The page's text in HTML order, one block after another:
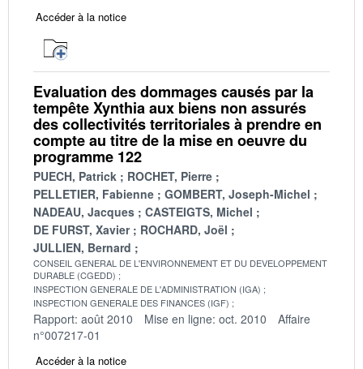
Accéder à la notice
Evaluation des dommages causés par la
tempête Xynthia aux biens non assurés
des collectivités territoriales à prendre en
compte au titre de la mise en oeuvre du
programme 122
PUECH, Patrick
ROCHET, Pierre
PELLETIER, Fabienne
GOMBERT, Joseph-Michel
NADEAU, Jacques
CASTEIGTS, Michel
DE FURST, Xavier
ROCHARD, Joël
JULLIEN, Bernard
CONSEIL GENERAL DE L'ENVIRONNEMENT ET DU DEVELOPPEMENT
DURABLE (CGEDD)
INSPECTION GENERALE DE L'ADMINISTRATION (IGA)
INSPECTION GENERALE DES FINANCES (IGF)
Rapport: août 2010 Mise en ligne: oct. 2010
Affaire
n°007217-01
Accéder à la notice